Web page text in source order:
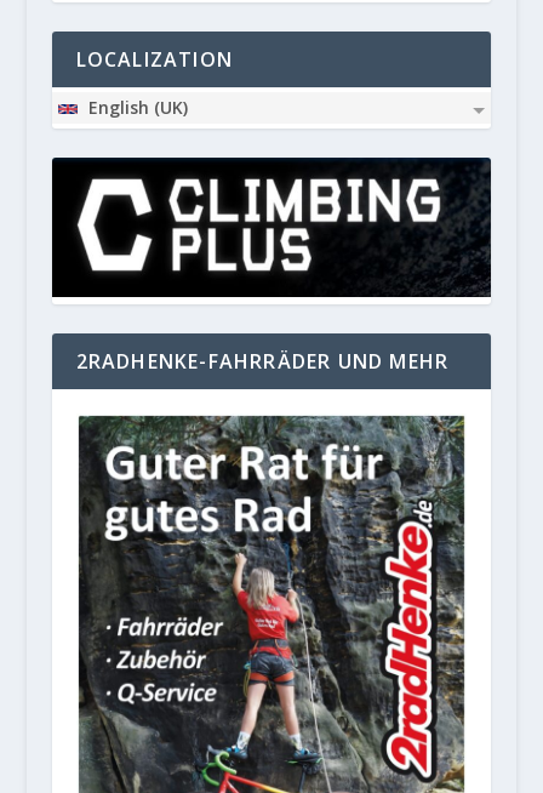
LOCALIZATION
English (UK)
2RADHENKE-FAHRRÄDER UND MEHR